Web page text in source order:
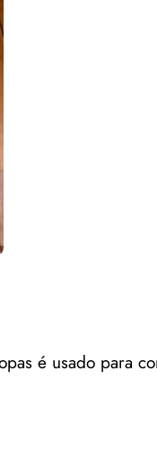
é usado para